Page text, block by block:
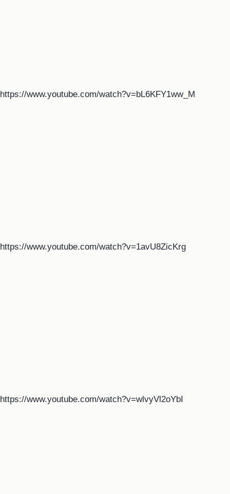
https://www.youtube.com/watch?v=bL6KFY1ww_M
https://www.youtube.com/watch?v=1avU8ZicKrg
https://www.youtube.com/watch?v=wlvyVl2oYbI